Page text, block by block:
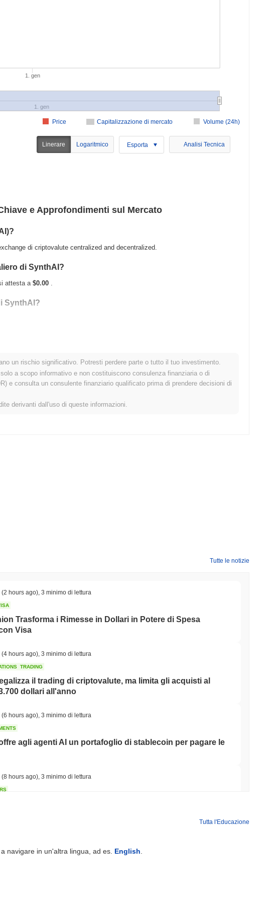
Capitalizzazione di mercato Volume (24h)
Price
1. gen
1. gen
Linerare Logaritmico Esporta Analisi Tecnica
e Approfondimenti sul Mercato
di criptovalute centralized and decentralized.
di SynthAI?
attesta a$0.00 .
SynthAI?
al mercato crypto più ampio?
superando il mercato crypto complessivo che ha registrato un calo del0.66% .
di SNTHAI rispetto allo slancio del mercato più ampio.
un rischio significativo. Potresti perdere parte o tutto il tuo investimento.
a scopo informativo e non costituiscono consulenza finanziaria o di
e consulta un consulente finanziario qualificato prima di prendere decisioni di
derivanti dall'uso di queste informazioni.
Tutte le notizie
(2 hours ago) 3 minimo di lettura
Trasforma i Rimesse in Dollari in Potere di Spesa
Visa
(4 hours ago) 3 minimo di lettura
TRADING
il trading di criptovalute, ma limita gli acquisti al
dollari all'anno
(6 hours ago) 3 minimo di lettura
agli agenti AI un portafoglio di stablecoin per pagare le
(8 hours ago) 3 minimo di lettura
Tutta l'Educazione
navigare in un'altra lingua, ad es. English